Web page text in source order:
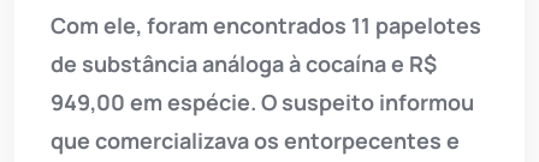
Com ele, foram encontrados 11 papelotes
de substância análoga à cocaína e R$
949,00 em espécie. O suspeito informou
que comercializava os entorpecentes e